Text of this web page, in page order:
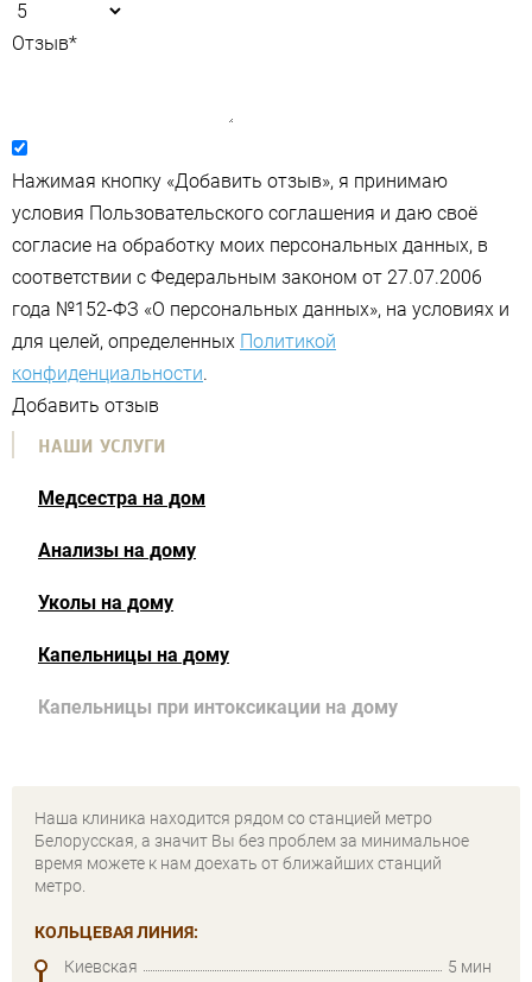
Отзыв*
Нажимая кнопку «Добавить отзыв», я принимаю
условия Пользовательского соглашения и даю своё
согласие на обработку моих персональных данных, в
соответствии с Федеральным законом от 27.07.2006
года №152-ФЗ «О персональных данных», на условиях и
для целей, определенных Политикой
конфиденциальности.
Добавить отзыв
НАШИ УСЛУГИ
Медсестра на дом
Анализы на дому
Уколы на дому
Капельницы на дому
Капельницы при интоксикации на дому
Наша клиника находится рядом со станцией метро
Белорусская, а значит Вы без проблем за минимальное
время можете к нам доехать от ближайших станций
метро.
КОЛЬЦЕВАЯ ЛИНИЯ:
Киевская
5 мин